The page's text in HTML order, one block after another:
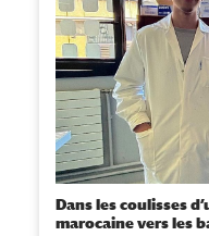
Dans les coulisses
marocaine vers les